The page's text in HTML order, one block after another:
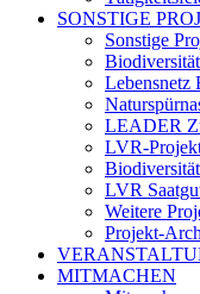
SONSTIGE
Sonstige
Lebensnetz
LEADER
LVR-
LVR
Weitere
Projekt-
MITMACHEN